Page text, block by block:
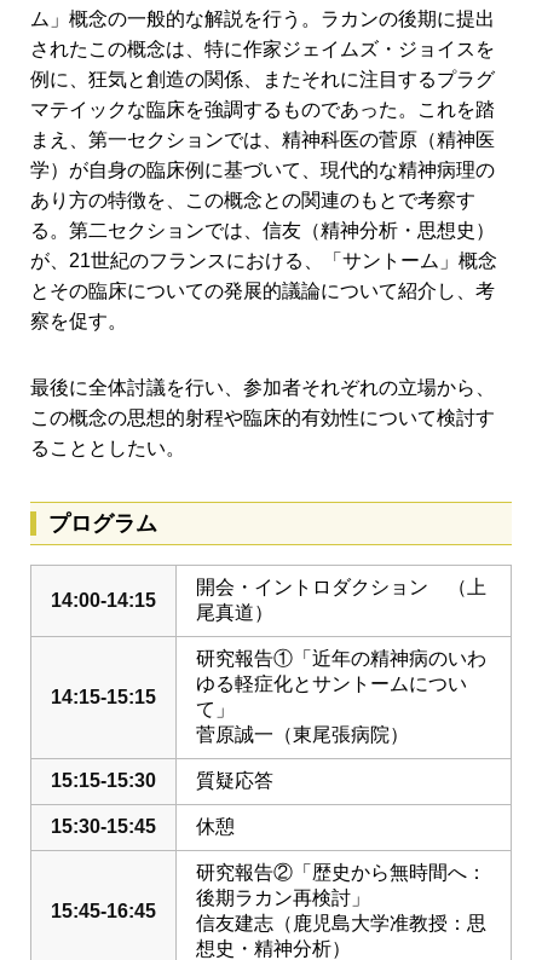
ム」概念の一般的な解説を行う。ラカンの後期に提出
されたこの概念は、特に作家ジェイムズ・ジョイスを
例に、狂気と創造の関係、またそれに注目するプラグ
マテイックな臨床を強調するものであった。これを踏
まえ、第一セクションでは、精神科医の菅原（精神医
学）が自身の臨床例に基づいて、現代的な精神病理の
あり方の特徴を、この概念との関連のもとで考察す
る。第二セクションでは、信友（精神分析・思想史）
が、21世紀のフランスにおける、「サントーム」概念
とその臨床についての発展的議論について紹介し、考
察を促す。
最後に全体討議を行い、参加者それぞれの立場から、
この概念の思想的射程や臨床的有効性について検討す
ることとしたい。
プログラム
14:00-14:15
開会・イントロダクション （上
尾真道）
14:15-15:15
研究報告①「近年の精神病のいわ
ゆる軽症化とサントームについ
て」
菅原誠一（東尾張病院）
15:15-15:30 質疑応答
15:30-15:45 休憩
15:45-16:45
研究報告②「歴史から無時間へ：
後期ラカン再検討」
信友建志（鹿児島大学准教授：思
想史・精神分析）